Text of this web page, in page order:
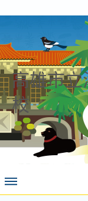
高雄市立
校